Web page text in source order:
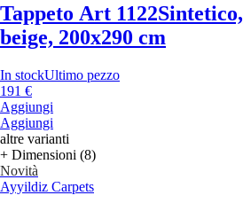
Tappeto Art 1122
beige, 200x290 cm
In stockUltimo pezzo
191 €
Aggiungi
Aggiungi
altre varianti
+ Dimensioni (8)
Novità
Ayyildiz Carpets